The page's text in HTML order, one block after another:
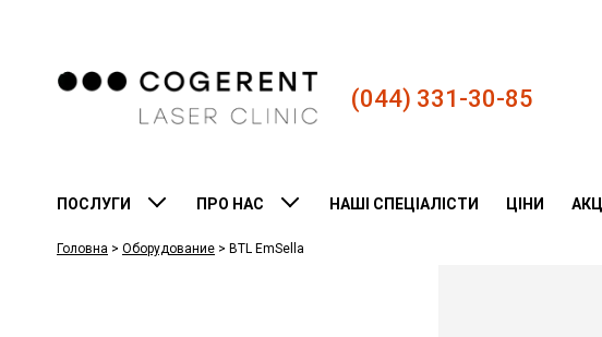
(044) 331-30-85
ПОСЛУГИ ПРО НАС НАШІ СПЕЦІАЛІСТИ ЦІНИ
Головна > Оборудование > BTL EmSella